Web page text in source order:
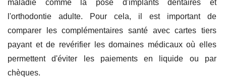
maladie comme la pose d'implants dentaires et
l'orthodontie adulte. Pour cela, il est important de
comparer les complémentaires santé avec cartes tiers
payant et de revérifier les domaines médicaux où elles
permettent d'éviter les paiements en liquide ou par
chèques.